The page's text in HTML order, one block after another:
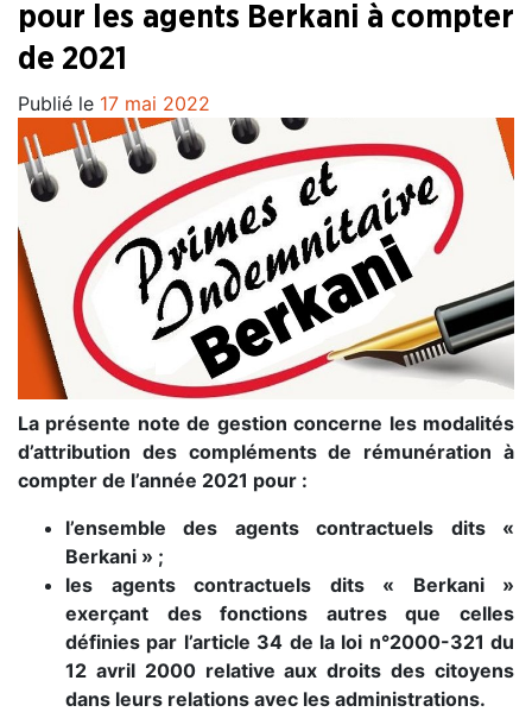
pour les agents Berkani à compter
de 2021
Publié le 17 mai 2022
La présente note de gestion concerne les modalités
d’attribution des compléments de rémunération à
compter de l’année 2021 pour :
l’ensemble des agents contractuels dits «
Berkani » ;
les agents contractuels dits « Berkani »
exerçant des fonctions autres que celles
définies par l’article 34 de la loi n°2000-321 du
12 avril 2000 relative aux droits des citoyens
dans leurs relations avec les administrations.